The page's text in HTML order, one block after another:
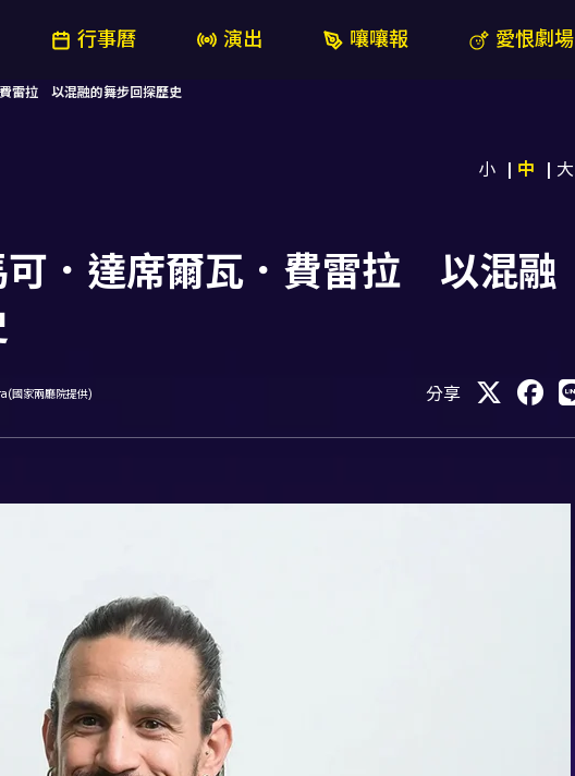
行事曆 演出 嚷嚷報 愛恨劇場
雷拉 以混融的舞步回探歷史
小 中 大
可．達席爾瓦．費雷拉 以混融
國家兩廳院提供) 分享